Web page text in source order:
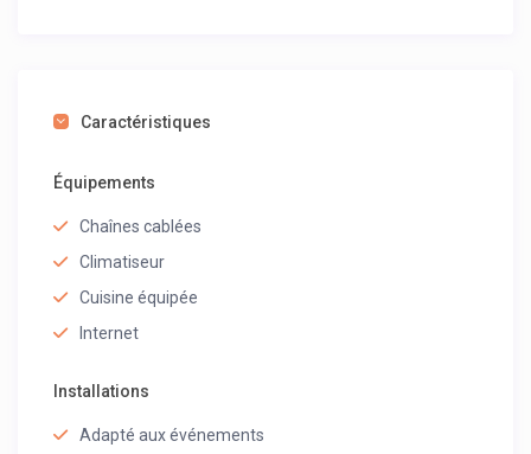
Caractéristiques
Équipements
Chaînes cablées
Climatiseur
Cuisine équipée
Internet
Installations
Adapté aux événements